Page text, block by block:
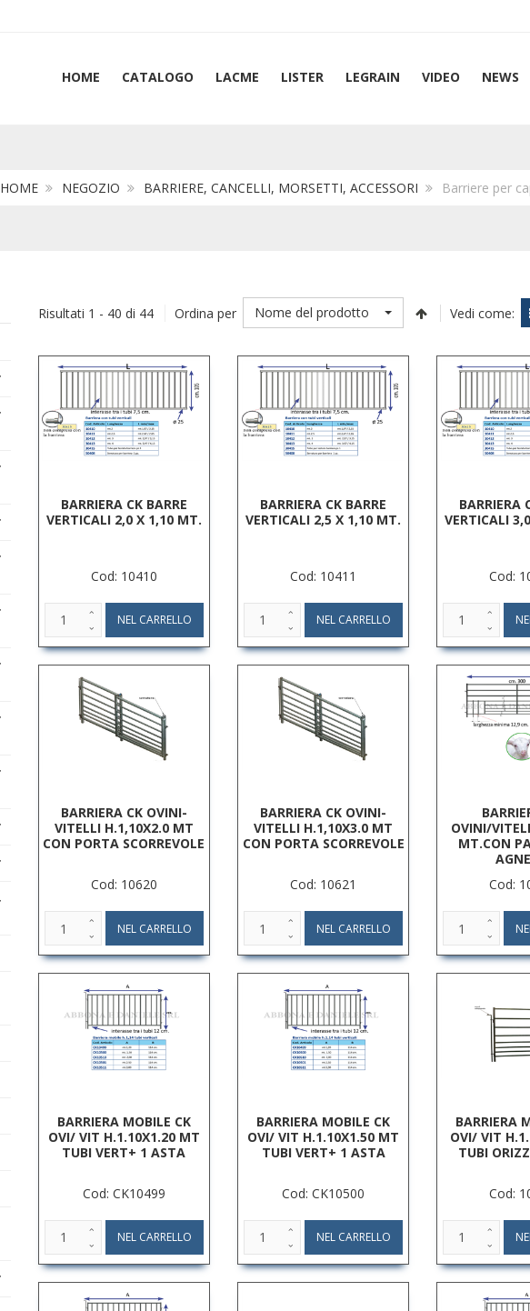
HOME CATALOGO LACME LISTER LEGRAIN VIDEO
NEWS
HOME NEGOZIO BARRIERE, CANCELLI, MORSETTI, ACCESSORI Barriere per
Risultati 1 - 40 di 44 Ordina per Nome del prodotto Vedi come:
BARRIERA CK BARRE
VERTICALI 2,0 X 1,10 MT.
Cod: 10410
BARRIERA CK BARRE
VERTICALI 2,5 X 1,10 MT.
Cod: 10411
BARRIERA
VERTICALI
Cod:
BARRIERA CK OVINI-
VITELLI H.1,10X2.0 MT
CON PORTA SCORREVOLE
Cod: 10620
BARRIERA CK OVINI-
VITELLI H.1,10X3.0 MT
CON PORTA SCORREVOLE
Cod: 10621
OVINI/
MT.CON
Cod:
BARRIERA MOBILE CK
OVI/ VIT H.1.10X1.20 MT
TUBI VERT+ 1 ASTA
Cod: CK10499
BARRIERA MOBILE CK
OVI/ VIT H.1.10X1.50 MT
TUBI VERT+ 1 ASTA
Cod: CK10500
BARRIERA
OVI/ VIT
TUBI
Cod: